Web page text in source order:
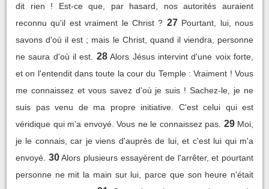
dit rien ! Est-ce que, par hasard, nos autorités auraient
reconnu qu'il est vraiment le Christ ? 27 Pourtant, lui, nous
savons d'où il est ; mais le Christ, quand il viendra, personne
ne saura d'où il est.
28 Alors Jésus intervint d'une voix forte,
et on l'entendit dans toute la cour du Temple : Vraiment ! Vous
me connaissez et vous savez d'où je suis ! Sachez-le, je ne
suis pas venu de ma propre initiative. C'est celui qui est
véridique qui m'a envoyé. Vous ne le connaissez pas. 29 Moi,
je le connais, car je viens d'auprès de lui, et c'est lui qui m'a
envoyé. 30 Alors plusieurs essayèrent de l'arrêter, et pourtant
personne ne mit la main sur lui, parce que son heure n'était